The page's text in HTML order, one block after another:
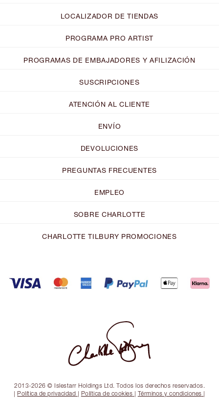
LOCALIZADOR DE TIENDAS
PROGRAMA PRO ARTIST
PROGRAMAS DE EMBAJADORES Y AFILIZACIÓN
SUSCRIPCIONES
ATENCIÓN AL CLIENTE
ENVÍO
DEVOLUCIONES
PREGUNTAS FRECUENTES
EMPLEO
SOBRE CHARLOTTE
CHARLOTTE TILBURY PROMOCIONES
2013-2026 © Islestarr Holdings Ltd. Todos los derechos reservados.
| Política de privacidad | Política de cookies | Términos y condiciones |